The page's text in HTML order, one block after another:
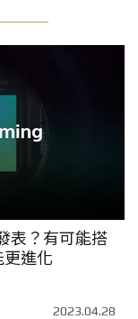
表？有可能搭
進化
2023.04.28